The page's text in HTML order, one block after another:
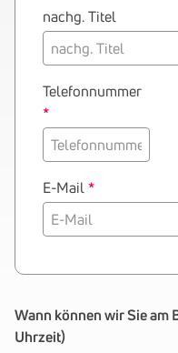
nachg. Titel
Telefonnummer
E-Mail
Wann können wir Sie am
Uhrzeit)